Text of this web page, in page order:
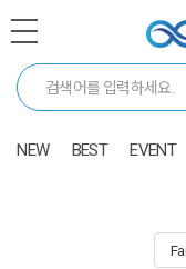
NEW BEST EVENT